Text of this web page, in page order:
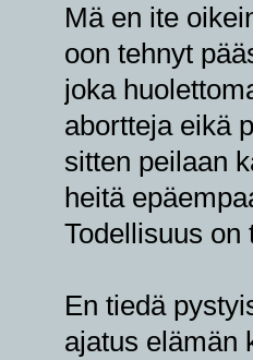
Mä en ite
oon tehnyt
joka
abortteja eikä
sitten peilaan
heitä
Todellisuus on
En tiedä
ajatus elämän